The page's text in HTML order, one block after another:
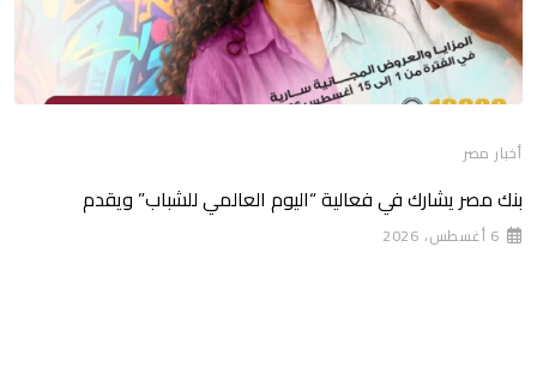
أخبار مصر
بنك مصر يشارك في فعالية “اليوم العالمي للشباب” ويقدم
6 أغسطس، 2026